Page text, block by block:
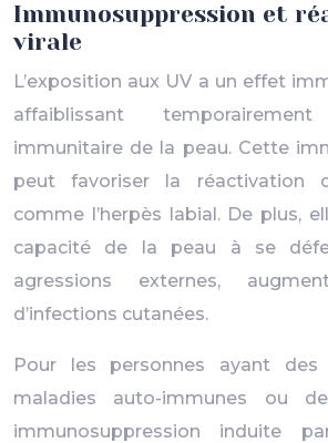
Immunosuppression et
virale
L’exposition aux UV a un effet
affaiblissant
immunitaire de la peau. Cette
peut favoriser la réactivation
comme l’herpès labial. De plus,
capacité de la peau à se
agressions externes,
d’infections cutanées.
Pour les personnes ayant des
maladies auto-immunes ou
immunosuppression induite